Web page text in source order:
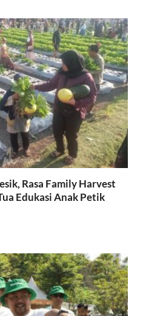
Rasa Family Harvest
Edukasi Anak Petik